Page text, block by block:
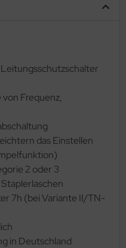
Frequenz,
das Einstellen
2 oder 3
7h (bei Variante II/TN-
in Deutschland